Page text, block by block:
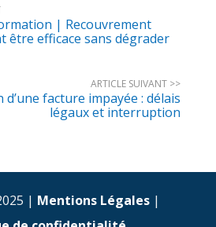
| Recouvrement
être efficace sans dégrader
ARTICLE SUIVANT >>
facture impayée : délais
légaux et interruption
| Mentions Légales|